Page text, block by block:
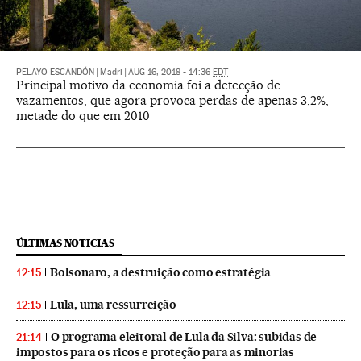
PELAYO ESCANDÓN Madri AUG 16, 2018 - 14:36 EDT
Principal motivo da economia foi a detecção de
vazamentos, que agora provoca perdas de apenas 3,2%,
metade do que em 2010
ÚLTIMAS NOTICIAS
12:15 Bolsonaro, a destruição como estratégia
12:15 Lula, uma ressurreição
21:14
O programa eleitoral de Lula da Silva: subidas de
impostos para os ricos e proteção para as minorias